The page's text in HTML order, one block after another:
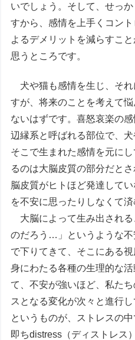
いでしょう。そして、せっ
すから、感情を上手くコン
よるデメリットを減らすこ
思うところです。
犬や猫も感情を生じ、それ
すが、将来のことを考えて
ないはずです。喜怒哀楽の
辺縁系と呼ばれる部位で、犬
そこで生まれた感情を元に
るのは大脳皮質の部分だと
脳皮質がヒトほど発達して
を不安に思ったりしなくて済
大脳によって生み出される
のだろう…」というような不
で下りてきて、そこにある
身にわたる各種の生理的な
て、不安が強いほど、私た
スとなる変化が次々と進行
というものが、ストレスの
即ちdistress（ディストレス